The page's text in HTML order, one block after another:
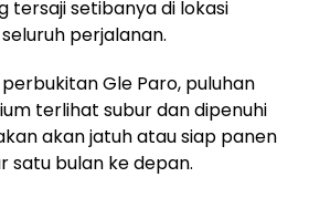
tersaji setibanya di lokasi
perjalanan.
Gle Paro, puluhan
terlihat subur dan dipenuhi
akan jatuh atau siap panen
satu bulan ke depan.